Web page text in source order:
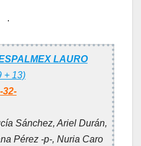
.
LAURO
+ 13)
-32-
Sánchez, Ariel Durán,
Pérez -p-, Nuria Caro